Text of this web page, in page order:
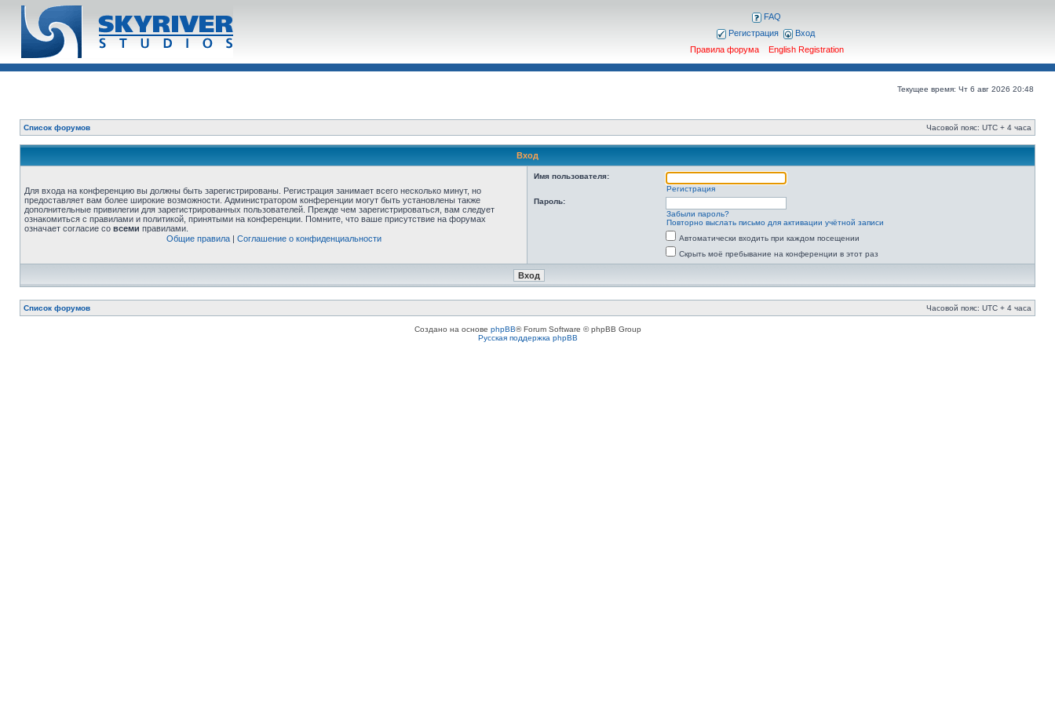
FAQ
Регистрация
Вход
Правила форума
English Registration
Текущее время: Чт 6 авг 2026 20:48
Список форумов Часовой пояс: UTC + 4 часа
Вход
Для входа на конференцию вы должны быть зарегистрированы. Регистрация занимает всего несколько минут, но
предоставляет вам более широкие возможности. Администратором конференции могут быть установлены также
дополнительные привилегии для зарегистрированных пользователей. Прежде чем зарегистрироваться, вам следует
ознакомиться с правилами и политикой, принятыми на конференции. Помните, что ваше присутствие на форумах
означает согласие со всеми правилами.
Общие правила| Соглашение о конфиденциальности
Имя пользователя:
Регистрация
Пароль:
Забыли пароль?
Повторно выслать письмо для активации учётной записи
Автоматически входить при каждом посещении
Скрыть моё пребывание на конференции в этот раз
Список форумов Часовой пояс: UTC + 4 часа
Создано на основе phpBB® Forum Software © phpBB Group
Русская поддержка phpBB